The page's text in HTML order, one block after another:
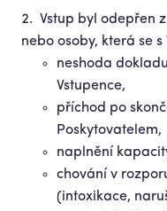
Vstup byl odepřen
nebo osoby, která se
neshoda
Vstupence,
příchod po
Poskytovatelem,
naplnění
chování v
(intoxikace,